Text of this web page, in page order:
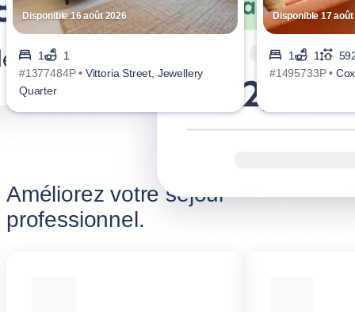
Disponible 16 août 2026
1
1
#1377484P • Vittoria Street, Jewellery
Quarter
Disponible 17 août
1 1
#1495733P •
Améliorez votre séjour
professionnel.